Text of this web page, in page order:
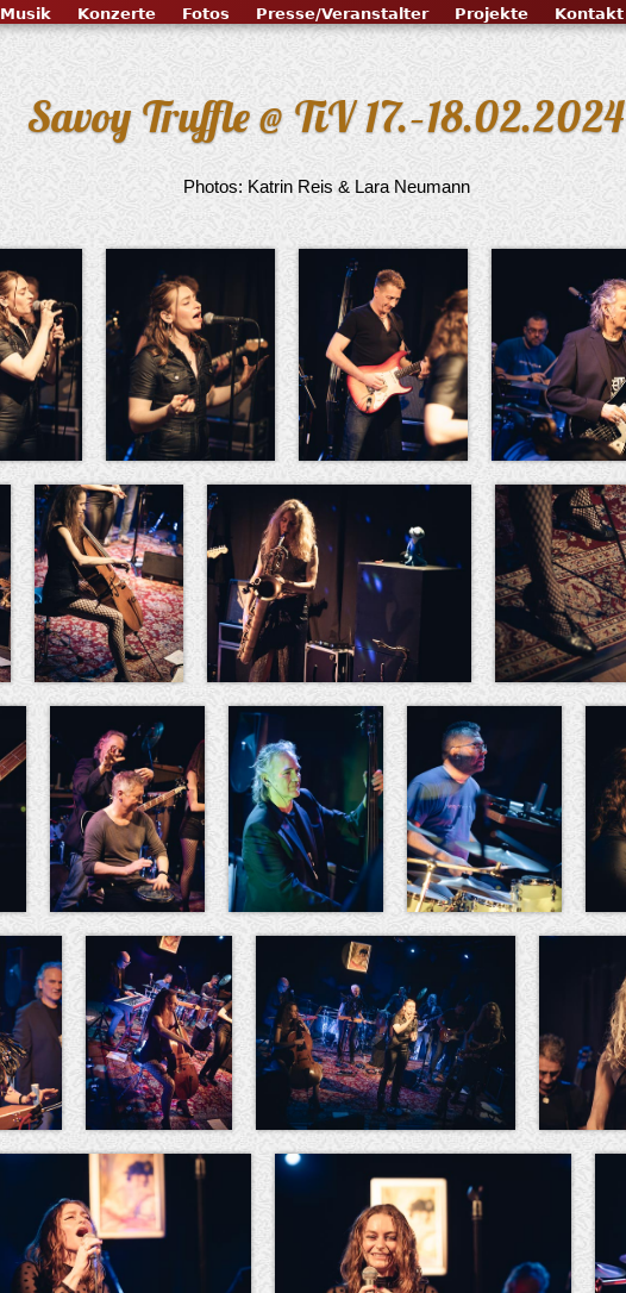
Savoy Truffle @ TiV 17.–18.02.2024
Photos: Katrin Reis & Lara Neumann
Musik Konzerte Fotos Presse/Veranstalter Projekte Kontakt